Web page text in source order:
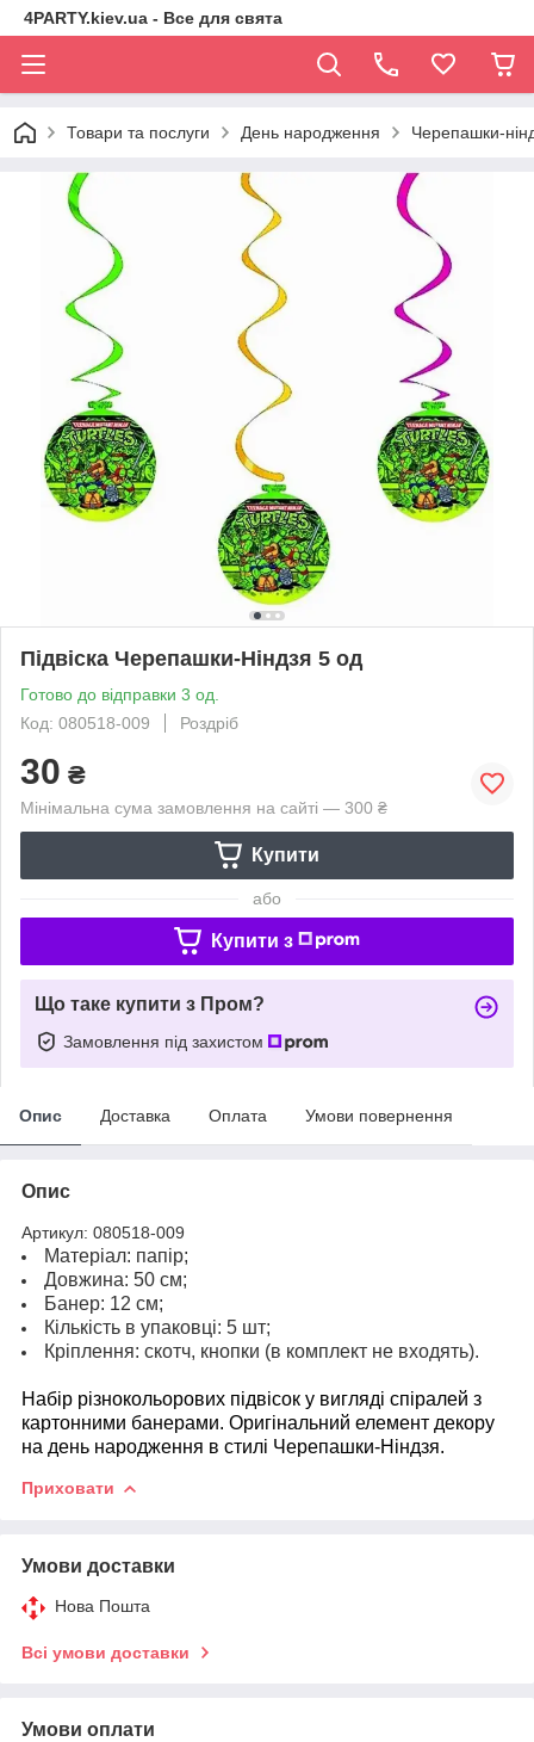
4PARTY.kiev.ua - Все для свята
Товари та послуги День народження Черепашки-
Підвіска Черепашки-Ніндзя 5 од
Готово до відправки 3 од.
Код: 080518-009
Роздріб
30 ₴
Мінімальна сума замовлення на сайті — 300 ₴
Купити
або
Купити з
Що таке купити з Пром?
Замовлення під захистом
Опис Доставка Оплата Умови повернення
Опис
Артикул: 080518-009
Матеріал: папір;
Довжина: 50 см;
Банер: 12 см;
Кількість в упаковці: 5 шт;
Кріплення: скотч, кнопки (в комплект не входять).
Набір різнокольорових підвісок у вигляді спіралей з
картонними банерами. Оригінальний елемент декору
на день народження в стилі Черепашки-Ніндзя.
Приховати
Умови доставки
Нова Пошта
Всі умови доставки
Умови оплати